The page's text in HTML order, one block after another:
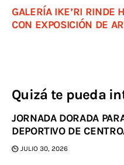
GALERÍA IKE’RI RINDE
CON EXPOSICIÓN DE
Quizá te pueda
JORNADA DORADA
DEPORTIVO DE
JULIO 30, 2026